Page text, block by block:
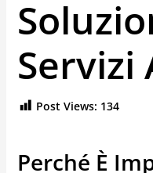
Servizi
Post Views: 134
Perché È